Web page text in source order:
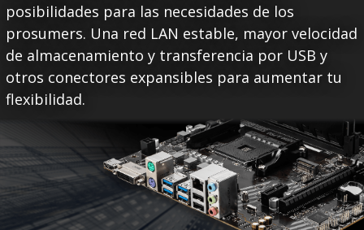
posibilidades para las necesidades de los
prosumers. Una red LAN estable, mayor velocidad
de almacenamiento y transferencia por USB y
otros conectores expansibles para aumentar tu
flexibilidad.